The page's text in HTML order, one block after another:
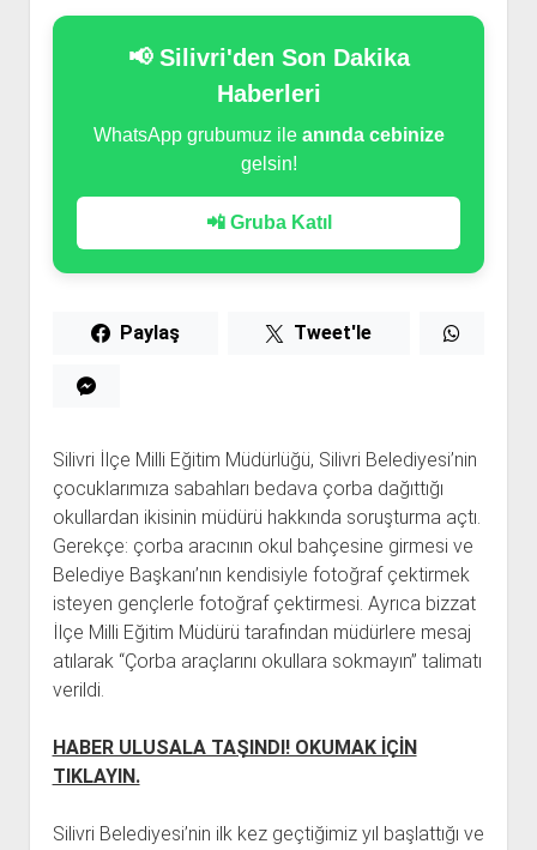
📢 Silivri'den Son Dakika
Haberleri
WhatsApp grubumuz ile anında cebinize
gelsin!
📲 Gruba Katıl
Paylaş Tweet'le
Silivri İlçe Milli Eğitim Müdürlüğü, Silivri Belediyesi’nin
çocuklarımıza sabahları bedava çorba dağıttığı
okullardan ikisinin müdürü hakkında soruşturma açtı.
Gerekçe: çorba aracının okul bahçesine girmesi ve
Belediye Başkanı’nın kendisiyle fotoğraf çektirmek
isteyen gençlerle fotoğraf çektirmesi. Ayrıca bizzat
İlçe Milli Eğitim Müdürü tarafından müdürlere mesaj
atılarak “Çorba araçlarını okullara sokmayın” talimatı
verildi.
HABER ULUSALA TAŞINDI! OKUMAK İÇİN
TIKLAYIN.
Silivri Belediyesi’nin ilk kez geçtiğimiz yıl başlattığı ve